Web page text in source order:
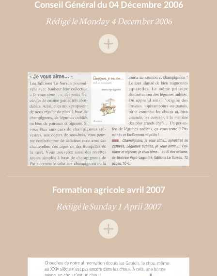
Conseil Général du 04 Décembre 2006
Rédigé le Monday 4 December 2006
Formation agricole avril 2007
Rédigé le Sunday 1 April 2007